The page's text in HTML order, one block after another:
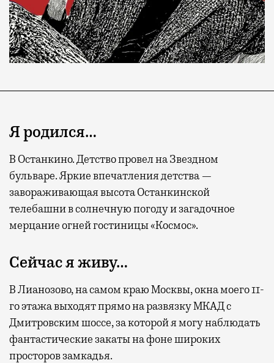
Я родился…
В Останкино. Детство провел на Звездном
бульваре. Яркие впечатления детства —
завораживающая высота Останкинской
телебашни в солнечную погоду и загадочное
мерцание огней гостиницы «Космос».
Сейчас я живу…
В Лианозово, на самом краю Москвы, окна моего 11-
го этажа выходят прямо на развязку МКАД с
Дмитровским шоссе, за которой я могу наблюдать
фантастические закаты на фоне широких
просторов замкадья.